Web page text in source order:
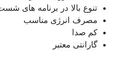
تنوع بالا در برنامه های
مصرف انرژی مناسب
کم صدا
گارانتی معتبر